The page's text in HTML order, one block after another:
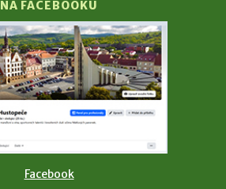
NA FACEBOOKU
Facebook